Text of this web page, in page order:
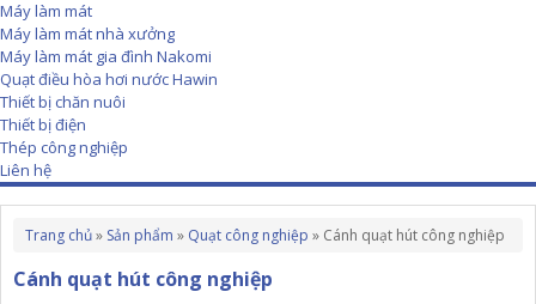
Máy làm mát
Máy làm mát nhà xưởng
Máy làm mát gia đình Nakomi
Quạt điều hòa hơi nước Hawin
Thiết bị chăn nuôi
Thiết bị điện
Thép công nghiệp
Liên hệ
Trang chủ» Sản phẩm » Quạt công nghiệp » Cánh quạt hút công nghiệp
Cánh quạt hút công nghiệp